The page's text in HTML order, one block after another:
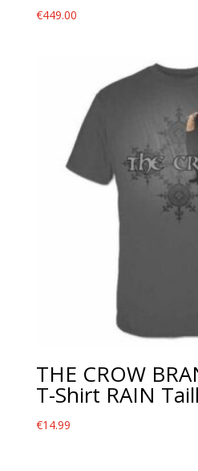
€449.00
THE CROW
T-Shirt RAIN
€14.99